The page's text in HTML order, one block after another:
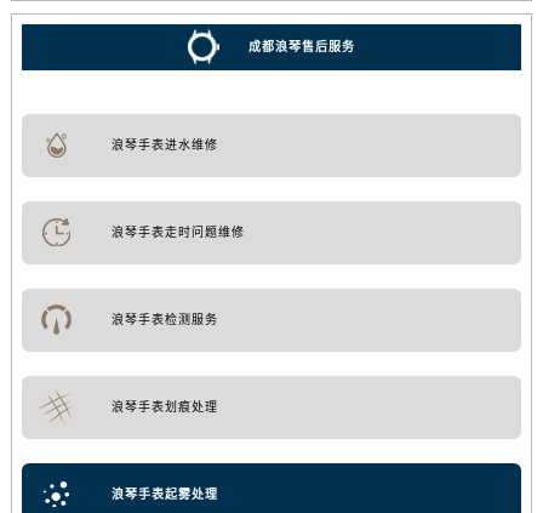
成都浪琴售后服务
浪琴手表进水维修
浪琴手表走时问题维修
浪琴手表检测服务
浪琴手表划痕处理
浪琴手表起雾处理